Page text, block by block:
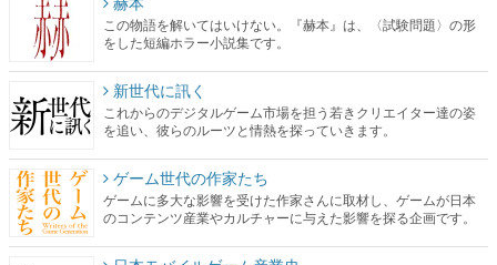
この物語を解いてはいけない。『赫本』は、〈試験問題〉の形
をした短編ホラー小説集です。
新世代に訊く
これからのデジタルゲーム市場を担う若きクリエイター達の姿
を追い、彼らのルーツと情熱を探っていきます。
ゲーム世代の作家たち
ゲームに多大な影響を受けた作家さんに取材し、ゲームが日本
のコンテンツ産業やカルチャーに与えた影響を探る企画です。